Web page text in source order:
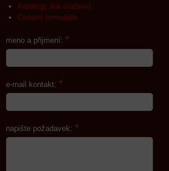
Katalogy (ke stažení)
Ostatní formuláře
meno a přijmení: *
e-mail kontakt: *
napište požadavek: *